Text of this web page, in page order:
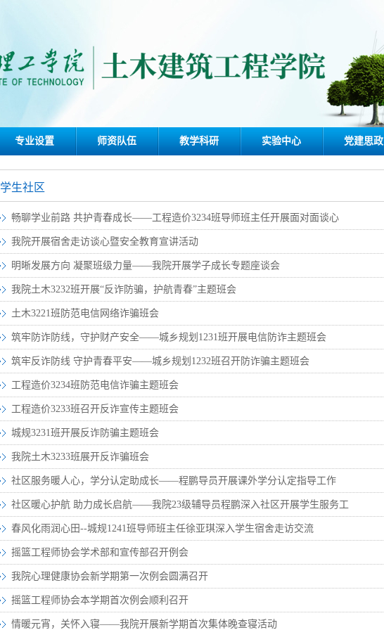
专业设置 师资队伍 教学科研 实验中心 党建思政
学生社区
畅聊学业前路 共护青春成长——工程造价3234班导师班主任开展面对面谈心
我院开展宿舍走访谈心暨安全教育宣讲活动
明晰发展方向 凝聚班级力量——我院开展学子成长专题座谈会
我院土木3232班开展“反诈防骗，护航青春”主题班会
土木3221班防范电信网络诈骗班会
筑牢防诈防线，守护财产安全——城乡规划1231班开展电信防诈主题班会
筑牢反诈防线 守护青春平安——城乡规划1232班召开防诈骗主题班会
工程造价3234班防范电信诈骗主题班会
工程造价3233班召开反诈宣传主题班会
城规3231班开展反诈防骗主题班会
我院土木3233班展开反诈骗班会
社区服务暖人心，学分认定助成长——程鹏导员开展课外学分认定指导工作
社区暖心护航 助力成长启航——我院23级辅导员程鹏深入社区开展学生服务工
春风化雨润心田--城规1241班导师班主任徐亚琪深入学生宿舍走访交流
摇篮工程师协会学术部和宣传部召开例会
我院心理健康协会新学期第一次例会圆满召开
摇篮工程师协会本学期首次例会顺利召开
情暖元宵，关怀入寝——我院开展新学期首次集体晚查寝活动